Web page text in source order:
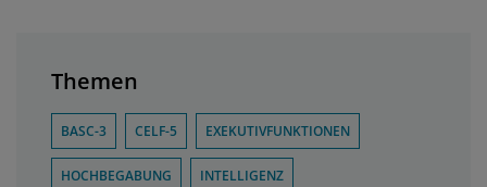
Themen
BASC-3 CELF-5 EXEKUTIVFUNKTIONEN
HOCHBEGABUNG INTELLIGENZ